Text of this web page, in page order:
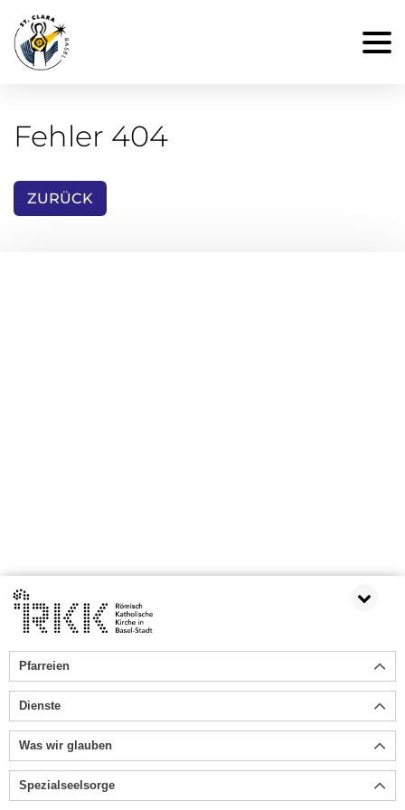
Fehler 404
ZURÜCK
Pfarreien
Dienste
Was wir glauben
Spezialseelsorge